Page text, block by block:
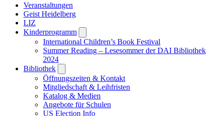
Veranstaltungen
Geist Heidelberg
LIZ
Kinderprogramm
submenu
International Children’s Book Festival
Summer Reading – Lesesommer der DAI Bibliothek
2024
Bibliothek
submenu
Öffnungszeiten & Kontakt
Mitgliedschaft & Leihfristen
Katalog & Medien
Angebote für Schulen
US Election Info